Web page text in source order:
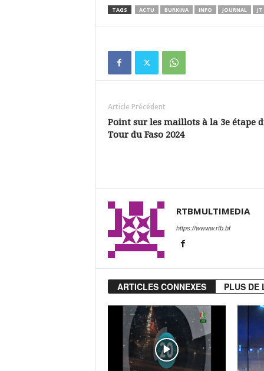
TAGS ACTU BURKINA INFO JOURNAL JT
Article Précédent
Point sur les maillots à la 3e étape
Tour du Faso 2024
RTBMULTIMEDIA
https://wwww.rtb.bf
ARTICLES CONNEXES PLUS DE